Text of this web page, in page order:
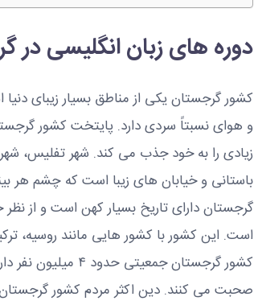
دوره های زبان انگلیسی در
کشور گرجستان یکی از مناطق بسیار زیبای
و هوای نسبتاً سردی دارد. پایتخت کشور
زیادی را به خود جذب می کند. شهر تفلیس،
باستانی و خیابان های زیبا است که چشم هر
گرجستان دارای تاریخ بسیار کهن است و از نظر
است. این کشور با کشور هایی مانند روسیه،
کشور گرجستان
صحبت می کنند. دین اکثر مردم کشور